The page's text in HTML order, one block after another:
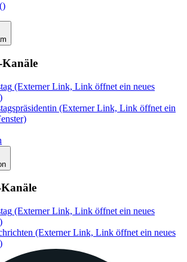
()
(Externer Link, Link öffnet ein neues
(Externer Link, Link öffnet ein
(Externer Link, Link öffnet ein neues
(Externer Link, Link öffnet ein neues